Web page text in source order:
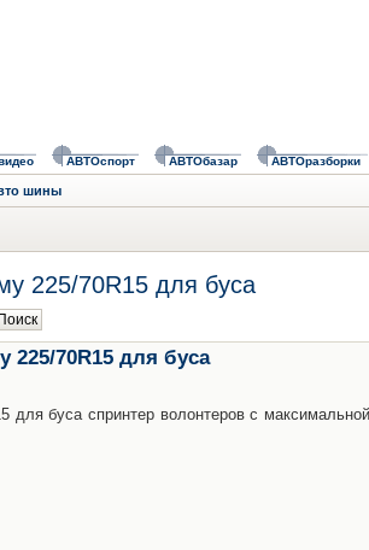
АВТОспорт АВТОбазар АВТОразборки
шины
225/70R15 для буса
70R15 для буса
буса спринтер волонтеров с